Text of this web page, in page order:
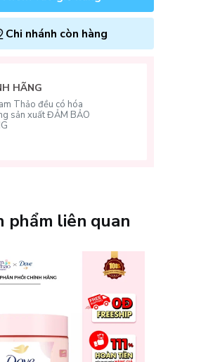
Chi nhánh còn hàng
HÃNG
Thảo đều có hóa
sản xuất ĐẢM BẢO
phẩm liên quan